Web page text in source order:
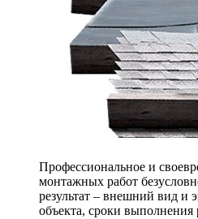
Профессиональное и
монтажных работ
результат – внешний вид и
объекта, сроки выполнения